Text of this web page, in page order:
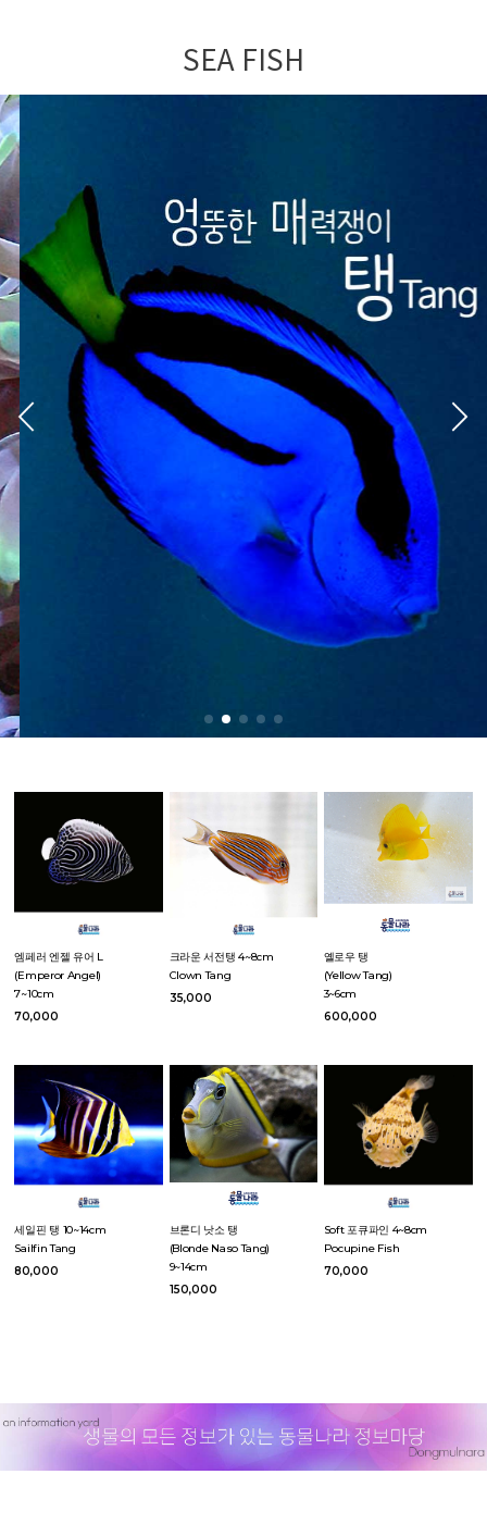
SEA FISH
엠페러 엔젤 유어 L
(Emperor Angel)
7~10cm
70,000
크라운 서전탱 4~8cm
Clown Tang
35,000
옐로우 탱
(Yellow Tang)
3~6cm
600,000
세일핀 탱 10~14cm
Sailfin Tang
80,000
브론디 낫소 탱
(Blonde Naso Tang)
9~14cm
150,000
Soft 포큐파인 4~8cm
Pocupine Fish
70,000